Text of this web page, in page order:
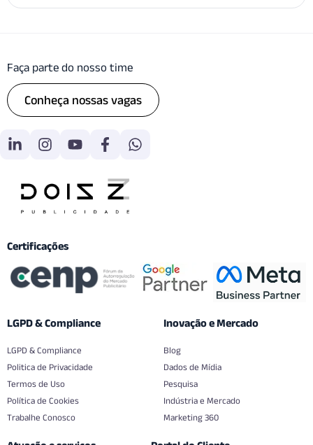
Faça parte do nosso time
Conheça nossas vagas
Certificações
LGPD & Compliance
LGPD & Compliance
Politica de Privacidade
Termos de Uso
Política de Cookies
Trabalhe Conosco
Inovação e Mercado
Blog
Dados de Mídia
Pesquisa
Indústria e Mercado
Marketing 360